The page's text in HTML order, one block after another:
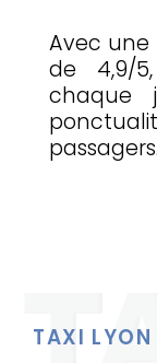
Avec une
de 4,9/
chaque
passagers.
TAXI LYON